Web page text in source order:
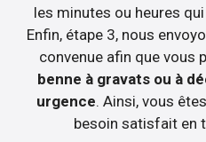
les minutes ou heures
Enfin, étape 3, nous
convenue afin que vous
benne à gravats ou à
urgence. Ainsi, vous
besoin satisfait en